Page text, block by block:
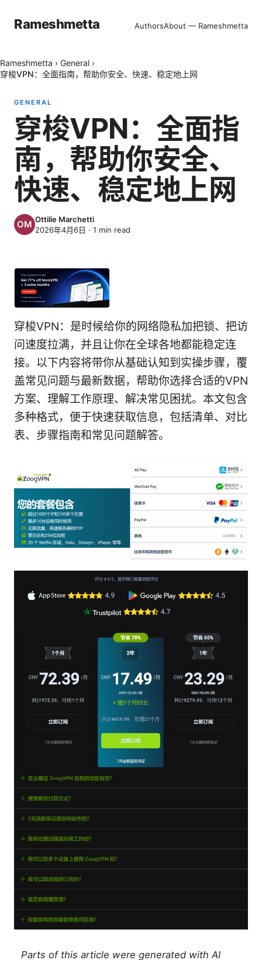
Rameshmetta AuthorsAbout — Rameshmetta
Rameshmetta › General ›
穿梭VPN：全面指南，帮助你安全、快速、稳定地上网
GENERAL
穿梭VPN：全面指
南，帮助你安全、
快速、稳定地上网
Ottilie Marchetti
2026年4月6日 · 1 min read
穿梭VPN：是时候给你的网络隐私加把锁、把访
问速度拉满，并且让你在全球各地都能稳定连
接。以下内容将带你从基础认知到实操步骤，覆
盖常见问题与最新数据，帮助你选择合适的VPN
方案、理解工作原理、解决常见困扰。本文包含
多种格式，便于快速获取信息，包括清单、对比
表、步骤指南和常见问题解答。
Parts of this article were generated with AI